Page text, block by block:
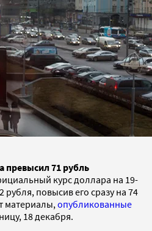
71 рубль
курс доллара на 19-
рубля, повысив его сразу на 74
материалы, опубликованные
18 декабря.